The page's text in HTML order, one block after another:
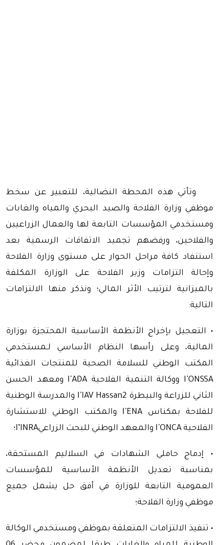
وتأتي هذه المحطة النضالية، للتعبير عن سخط
موظفي وزارة الفلاحة والصيد البحري والمياه والغابات
ومستخدمي المؤسسات التابعة لها والعمال الزراعيين
والفلاحين، ورفضهم تجميد الاتفاقات الرسمية بعد
استنفاد كافة مراحل الحوار على مستوى وزارة الفلاحة
وإحالة التزامات وزير الفلاحة على الوزارة المكلفة
بالميزانية لترتيب الأثر المالي؛ ونذكر منها الالتزامات
التالية:
• التعجيل بإخراج الأنظمة الأساسية المحتجزة بوزارة
المالية، وعلى رأسها النظام الأساسي لـمستخدمي
المكتب الوطني للسلامة الصحية للمنتجات الغذائية
l'ONSSA ووكالة التنمية الفلاحية l'ADA ومعهد الحسن
الثاني للزراعة والبيطرة l'IAV Hassan2 والمدرسة الوطنية
للفلاحة بمكناس l'ENA والمكتب الوطني للاستشارة
الفلاحية l'ONCA والمعهد الوطني للبحث الزراعيl’INRA؛
• إدماج حاملي الشهادات في السلاليم المستحقة،
بمناسبة تعديل الأنظمة الأساسية للمؤسسات
العمومية التابعة للوزارة في أفق حل يشمل جميع
موظفي وزارة الفلاحة؛
• تنفيذ الالتزامات المتعلقة بموظفي ومستخدمي الوكالة